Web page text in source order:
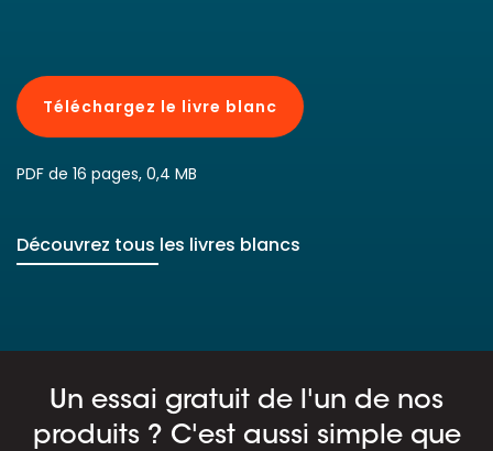
Téléchargez le livre blanc
PDF de 16 pages, 0,4 MB
Découvrez tous les livres blancs
Un essai gratuit de l'un de nos
produits ? C'est aussi simple que